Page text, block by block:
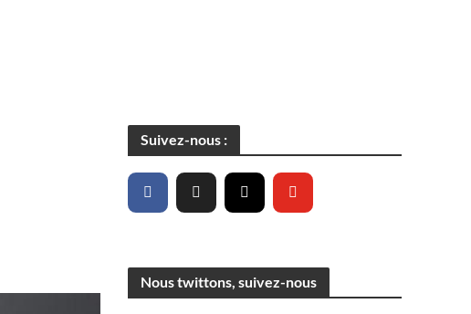
Suivez-nous :
Nous twittons, suivez-nous